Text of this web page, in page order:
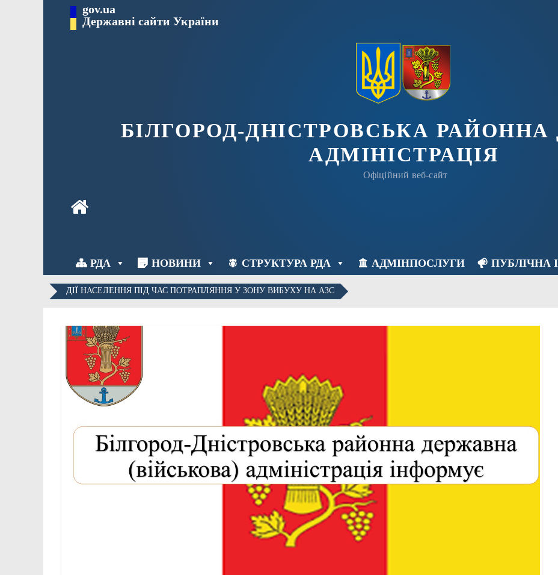
gov.ua
Державні сайти України
БІЛГОРОД-ДНІСТРОВСЬКА
АДМІНІСТРАЦІЯ
Офіційний веб-сайт
РДА НОВИНИ СТРУКТУРА РДА АДМІНПОСЛУГИ ПУБЛІЧНА
ДІЇ НАСЕЛЕННЯ ПІД ЧАС ПОТРАПЛЯННЯ У ЗОНУ ВИБУХУ НА АЗС